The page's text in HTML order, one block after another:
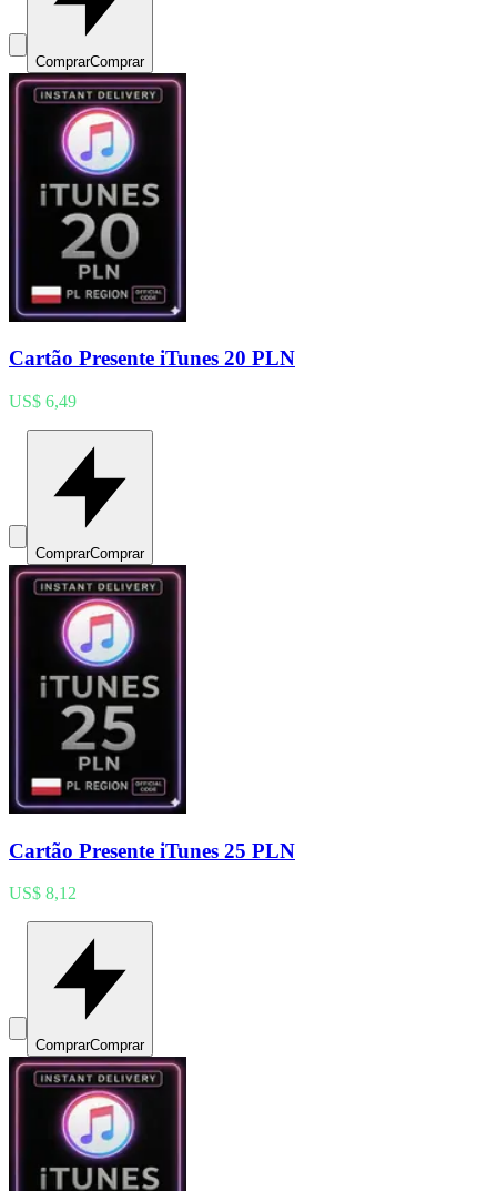
ComprarComprar
Cartão Presente iTunes 20 PLN
US$ 6,49
ComprarComprar
Cartão Presente iTunes 25 PLN
US$ 8,12
ComprarComprar